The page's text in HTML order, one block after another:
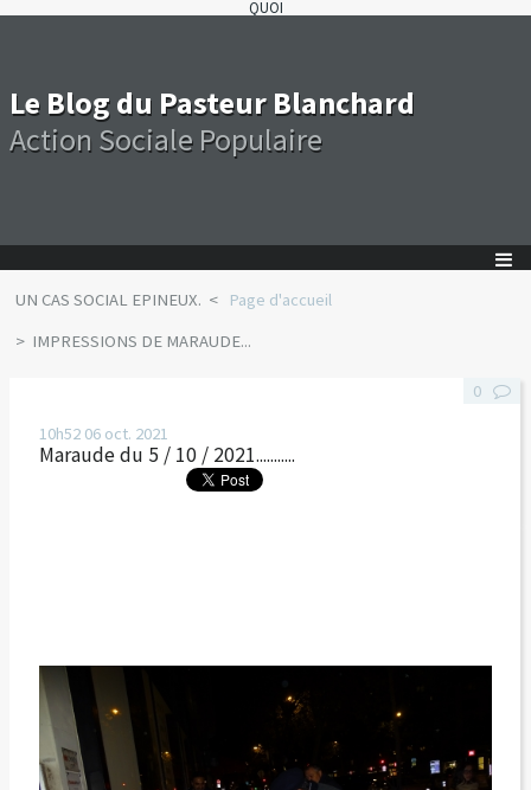
QUOI
Le Blog du Pasteur Blanchard
Action Sociale Populaire
UN CAS SOCIAL EPINEUX.
Page d'accueil
IMPRESSIONS DE MARAUDE...
10h52 06 oct. 2021
Maraude du 5 / 10 / 2021...........
0